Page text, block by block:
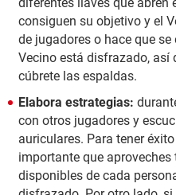
consiguen su objetivo y el
de jugadores o hace que
Vecino está disfrazado, así
cúbrete las espaldas.
Elabora estrategias:
con otros jugadores y
auriculares. Para tener
importante que
disponibles de cada